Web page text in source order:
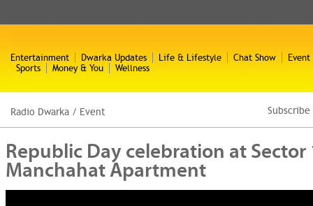
Entertainment Dwarka Updates Life & Lifestyle Chat Show
Event
Sports
Money & You Wellness
Radio Dwarka / Event
Republic Day celebration at
Manchahat Apartment